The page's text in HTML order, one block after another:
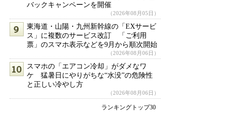
バックキャンペーンを開催
（2026年08月05日）
東海道・山陽・九州新幹線の「EXサービ
ス」に複数のサービス改訂 「ご利用
票」のスマホ表示などを9月から順次開始
（2026年08月06日）
スマホの「エアコン冷却」がダメなワ
ケ 猛暑日にやりがちな“水没”の危険性
と正しい冷やし方
（2026年08月06日）
ランキングトップ30